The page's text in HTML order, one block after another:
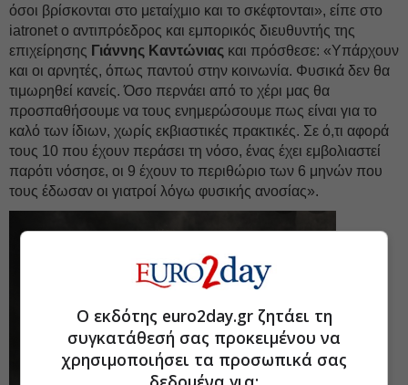
όσοι βρίσκονται στο μεταίχμιο και το σκέφτονται», είπε στο
iatronet ο αντιπρόεδρος και εμπορικός διευθυντής της
επιχείρησης Γιάννης Καντώνιας και πρόσθεσε: «Υπάρχουν
και οι αρνητές, όπως παντού στην κοινωνία. Φυσικά δεν θα
τιμωρηθεί κανείς. Όσο περνάει από το χέρι μας θα
προσπαθήσουμε να τους ενημερώσουμε πως είναι για το
καλό των ίδιων, χωρίς εκβιαστικές πρακτικές. Σε ό,τι αφορά
τους 10 που έχουν περάσει τη νόσο, ένας έχει εμβολιαστεί
παρότι νόσησε, οι 9 έχουν το περιθώριο των 6 μηνών που
τους έδωσαν οι γιατροί λόγω φυσικής ανοσίας».
Ο εκδότης euro2day.gr ζητάει τη
συγκατάθεσή σας προκειμένου να
χρησιμοποιήσει τα προσωπικά σας